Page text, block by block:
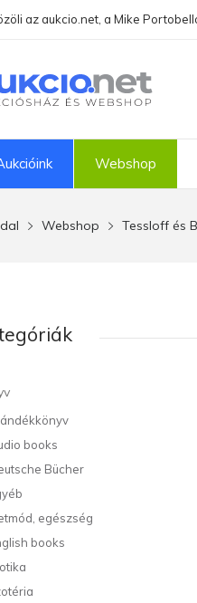
az aukcio.net, a Mike
Webshop
Webshop Tessloff és
books
Bücher
egészség
books